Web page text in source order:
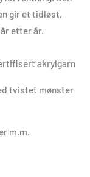
gir et tidløst,
etter år.
akrylgarn
tvistet mønster
m.m.